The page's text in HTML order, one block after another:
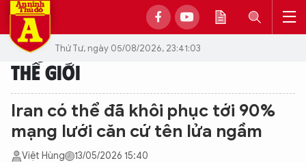
Thứ Tư, ngày 05/08/2026, 23:41:03
THẾ GIỚI
Iran có thể đã khôi phục tới 90%
mạng lưới căn cứ tên lửa ngầm
Việt Hùng 13/05/2026 15:40